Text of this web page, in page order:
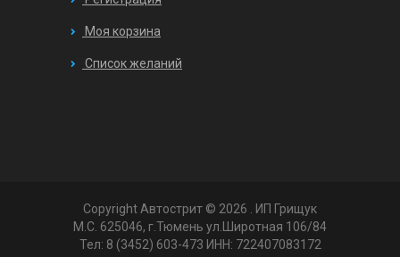
Моя корзина
Список желаний
Copyright Автострит © 2026
. ИП Грищук
М.С. 625046, г.Тюмень ул.Широтная 106/84
Тел: 8 (3452) 603-473 ИНН: 722407083172